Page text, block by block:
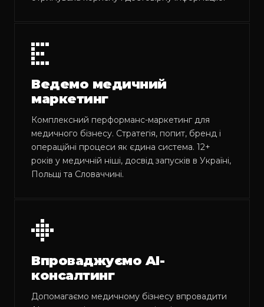
Ведемо медичний
маркетинг
Комплексний перформанс-маркетинг для
медичного бізнесу. Стратегія, попит, бренд і
операційні процеси як єдина система. 12+
років у медичній ніші, досвід запусків в Україні,
Польщі та Словаччині.
Впроваджуємо AI-
консалтинг
Допомагаємо медичному бізнесу впровадити